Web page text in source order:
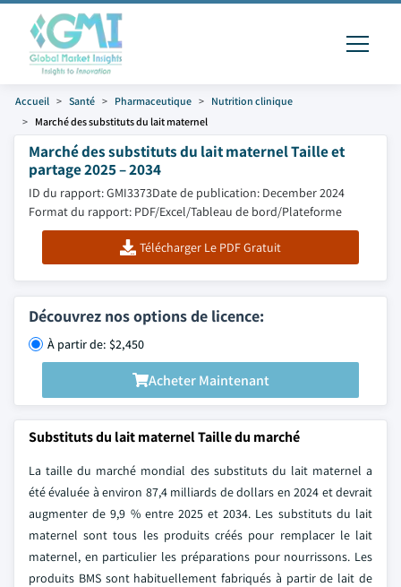
Accueil Santé Pharmaceutique
Nutrition clinique
Marché des substituts du lait maternel
Marché des substituts du lait maternel Taille et
partage 2025 – 2034
ID du rapport: GMI3373Date de publication: December 2024
Format du rapport: PDF/Excel/Tableau de bord/Plateforme
Télécharger Le PDF Gratuit
Découvrez nos options de licence:
À partir de: $2,450
Acheter Maintenant
Substituts du lait maternel Taille du marché
La taille du marché mondial des substituts du lait maternel a
été évaluée à environ 87,4 milliards de dollars en 2024 et devrait
augmenter de 9,9 % entre 2025 et 2034. Les substituts du lait
maternel sont tous les produits créés pour remplacer le lait
maternel, en particulier les préparations pour nourrissons. Les
produits BMS sont habituellement fabriqués à partir de lait de